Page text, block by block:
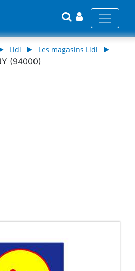
Lidl Les magasins Lidl
(94000)